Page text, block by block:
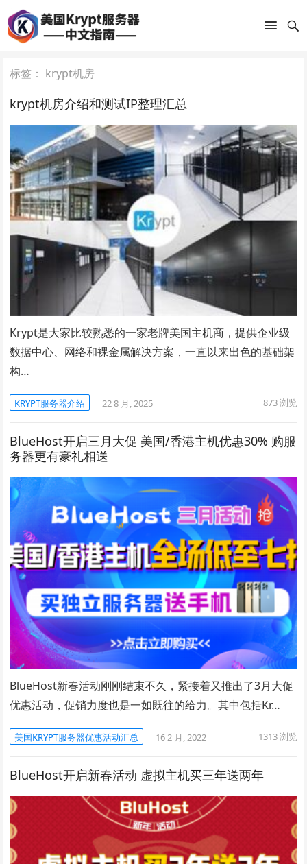
标签： krypt机房
krypt机房介绍和测试IP整理汇总
Krypt是大家比较熟悉的一家老牌美国主机商，提供企业级
数据中心、网络和裸金属解决方案，一直以来出色的基础架
构…
KRYPT服务器介绍 22 8 月, 2025 873浏览
BlueHost开启三月大促 美国/香港主机优惠30% 购服
务器更有豪礼相送
BlueHost新春活动刚刚结束不久，紧接着又推出了3月大促
优惠活动，促销力度也是一如既往的给力。其中包括Kr…
美国KRYPT服务器优惠活动汇总 16 2 月, 2022 1313浏览
BlueHost开启新春活动 虚拟主机买三年送两年